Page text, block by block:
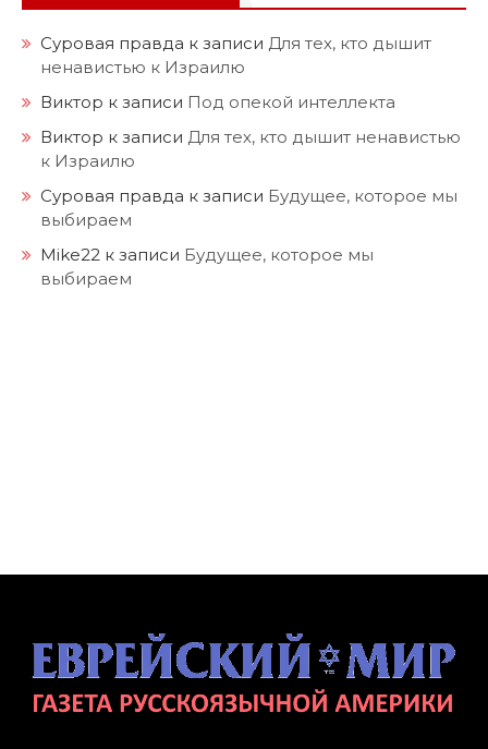
Суровая правда к записи Для тех, кто дышит
ненавистью к Израилю
Виктор к записи Под опекой интеллекта
Виктор к записи Для тех, кто дышит ненавистью
к Израилю
Суровая правда к записи Будущее, которое мы
выбираем
Mike22 к записи Будущее, которое мы
выбираем